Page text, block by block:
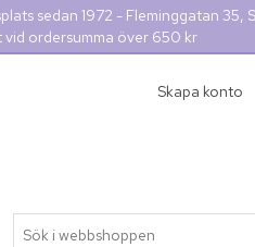
sedan 1972 - Fleminggatan 35,
ordersumma över 650 kr
Skapa konto